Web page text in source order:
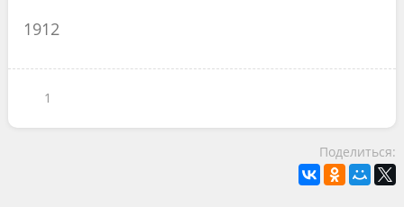
1912
1
Поделиться: